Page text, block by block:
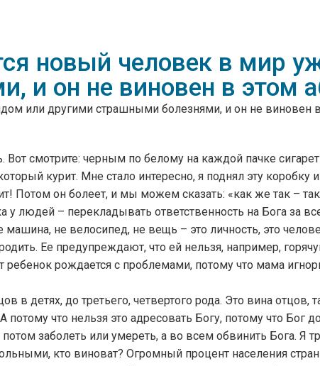
новый человек в мир
и он не виновен в этом
или другими страшными болезнями, и он не виновен
смотрите: черным по белому на каждой пачке
курит. Мне стало интересно, я поднял эту
Потом он болеет, и мы можем сказать: «как же так –
людей – перекладывать ответственность на Бога за
не велосипед, не вещь – это личность, это
Ее предупреждают, что ей нельзя, например,
рождается с проблемами, потому что мама
в детях, до третьего, четвертого рода. Это вина
потому что нельзя это адресовать Богу, потому что
заболеть или умереть, а во всем обвинить Бога. Я
кто виноват? Огромный процент населения